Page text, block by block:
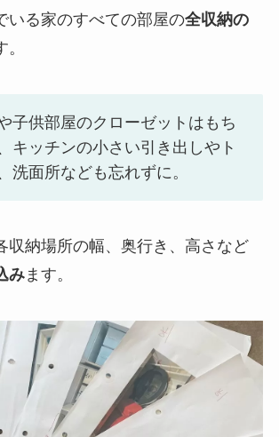
いる家のすべての部屋の全収納の
子供部屋のクローゼットはもち
キッチンの小さい引き出しやト
洗面所なども忘れずに。
収納場所の幅、奥行き、高さなど
みます。